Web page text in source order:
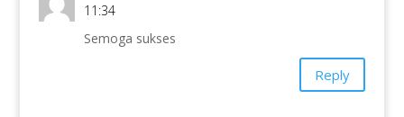
11:34
Semoga sukses
Reply